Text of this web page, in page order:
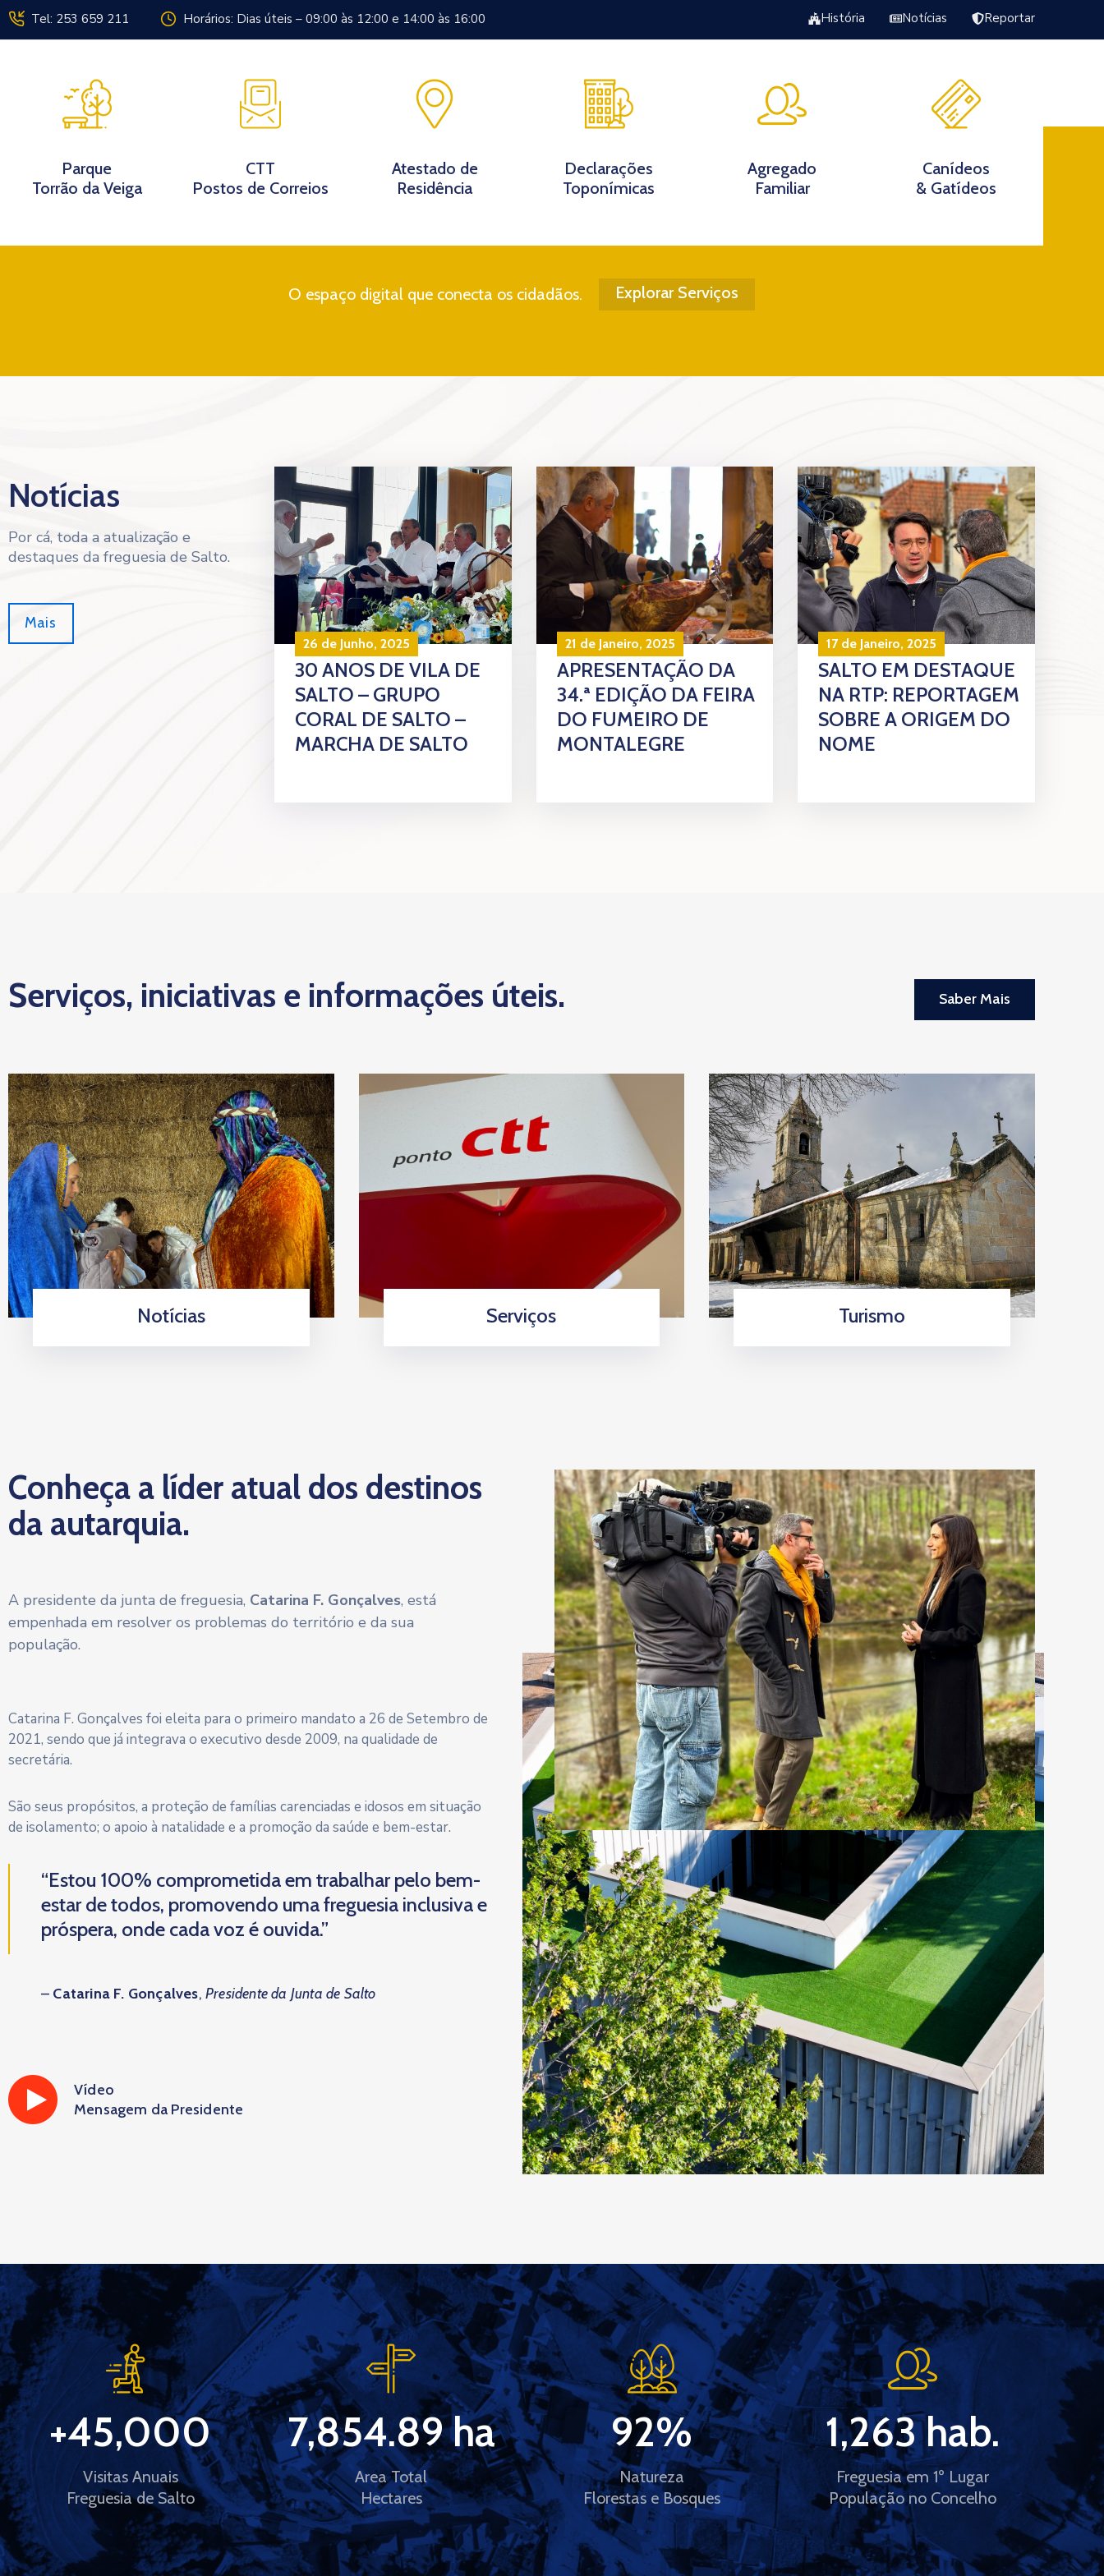
Tel: 253 659 211 Horários: Dias úteis – 09:00 às 12:00 e 14:00 às 16:00 História Notícias Reportar
Instituição Documentos Notícias Turismo Excursão Torrão da Veiga
Parque
Torrão da Veiga
CTT
Postos de Correios
Atestado de
Residência
Declarações
Toponímicas
Agregado
Familiar
Canídeos
& Gatídeos
O espaço digital que conecta os cidadãos. Explorar Serviços
Notícias
Por cá, toda a atualização e
destaques da freguesia de Salto.
Mais
26 de Junho, 2025
30 ANOS DE VILA DE
SALTO – GRUPO
CORAL DE SALTO –
MARCHA DE SALTO
21 de Janeiro, 2025
APRESENTAÇÃO DA
34.ª EDIÇÃO DA FEIRA
DO FUMEIRO DE
MONTALEGRE
17 de Janeiro, 2025
SALTO EM DESTAQUE
NA RTP: REPORTAGEM
SOBRE A ORIGEM DO
NOME
Serviços, iniciativas e informações úteis. Saber Mais
Notícias Serviços Turismo
Conheça a líder atual dos destinos
da autarquia.
A presidente da junta de freguesia, Catarina F. Gonçalves, está
empenhada em resolver os problemas do território e da sua
população.
Catarina F. Gonçalves foi eleita para o primeiro mandato a 26 de Setembro de
2021, sendo que já integrava o executivo desde 2009, na qualidade de
secretária.
São seus propósitos, a proteção de famílias carenciadas e idosos em situação
de isolamento; o apoio à natalidade e a promoção da saúde e bem-estar.
“Estou 100% comprometida em trabalhar pelo bem-
estar de todos, promovendo uma freguesia inclusiva e
próspera, onde cada voz é ouvida.”
– Catarina F. Gonçalves, Presidente da Junta de Salto
Vídeo
Mensagem da Presidente
Visitas Anuais
Freguesia de Salto
+45,000
Area Total
Hectares
7,854.89 ha
Natureza
Florestas e Bosques
92%
Freguesia em 1º Lugar
População no Concelho
1,263 hab.